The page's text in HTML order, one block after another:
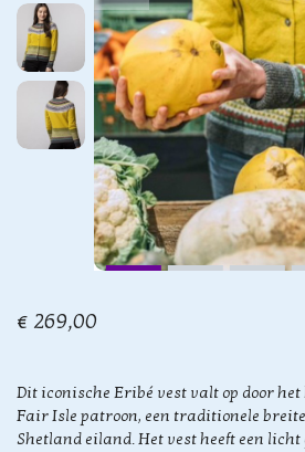
€ 269,00
Dit iconische Eribé vest valt op door het
Fair Isle patroon, een traditionele
Shetland eiland. Het vest heeft een